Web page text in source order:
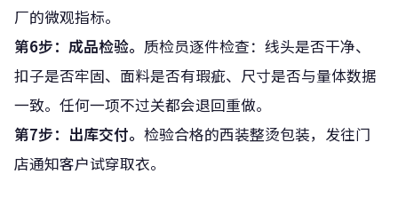
厂的微观指标。
第6步：成品检验。 质检员逐件检查：线头是否干净、
扣子是否牢固、面料是否有瑕疵、尺寸是否与量体数据
一致。任何一项不过关都会退回重做。
第7步：出库交付。 检验合格的西装整烫包装，发往门
店通知客户试穿取衣。